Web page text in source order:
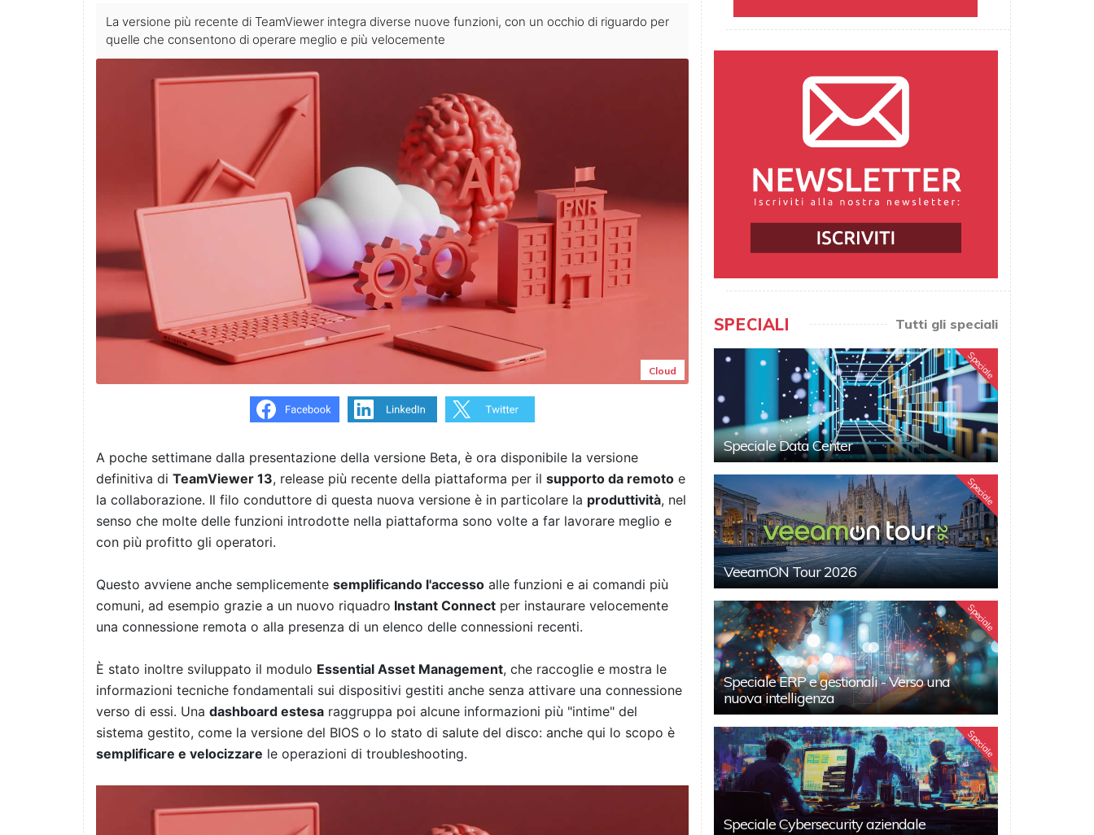
La versione più recente di TeamViewer integra diverse nuove funzioni, con un occhio di riguardo per
quelle che consentono di operare meglio e più velocemente
Cloud
A poche settimane dalla presentazione della versione Beta, è ora disponibile la versione
definitiva di TeamViewer 13, release più recente della piattaforma per il supporto da remoto e
la collaborazione. Il filo conduttore di questa nuova versione è in particolare la produttività, nel
senso che molte delle funzioni introdotte nella piattaforma sono volte a far lavorare meglio e
con più profitto gli operatori.
Questo avviene anche semplicemente semplificando l'accesso alle funzioni e ai comandi più
comuni, ad esempio grazie a un nuovo riquadro Instant Connect per instaurare velocemente
una connessione remota o alla presenza di un elenco delle connessioni recenti.
È stato inoltre sviluppato il modulo Essential Asset Management, che raccoglie e mostra le
informazioni tecniche fondamentali sui dispositivi gestiti anche senza attivare una connessione
verso di essi. Una dashboard estesa raggruppa poi alcune informazioni più "intime" del
sistema gestito, come la versione del BIOS o lo stato di salute del disco: anche qui lo scopo è
semplificare e velocizzare le operazioni di troubleshooting.
SPECIALI Tutti gli speciali
Speciale
Speciale Data Center
Speciale
VeeamON Tour 2026
Speciale
Speciale ERP e gestionali - Verso una
nuova intelligenza
Speciale
Speciale Cybersecurity aziendale